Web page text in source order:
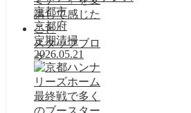
スタッフブロ
グ
京都市
京都府
定期清掃
2026.05.21